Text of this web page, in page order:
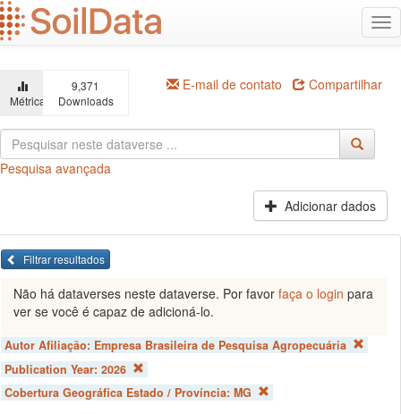
Ir
para
o
principal
Métricas
9,371
Downloads
E-mail de contato Compartilhar
Pesquisa avançada
Adicionar dados
Filtrar resultados
Não há dataverses neste dataverse. Por favor faça o login para
ver se você é capaz de adicioná-lo.
Autor Afiliação: Empresa Brasileira de Pesquisa Agropecuária
Publication Year: 2026
Cobertura Geográfica Estado / Província: MG